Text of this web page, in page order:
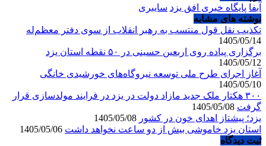
آبفا پایگاه خبری افق یزد سایبری
نوشته های مشابه
تکذیب نقل قول منتسب به رهبر انقلاب از سوی دفتر معظم‌له
1405/05/14
برگزاری پیاده روی اربعین حسینی در ۵۰ نقطه استان یزد
1405/05/12
آغاز اجرای طرح ملی توسعه نیروگاه‌های خورشیدی خانگی
1405/05/10
۳۰۰ هکتار ملک جدید مازاد دولت در یزد در فرایند مولدسازی قرار
گرفت
یزد؛ پیشتاز اهدای خون در کشور
استان یزد خاموشی بیش از دو ساعت نخواهد داشت
ثبت دیدگاه